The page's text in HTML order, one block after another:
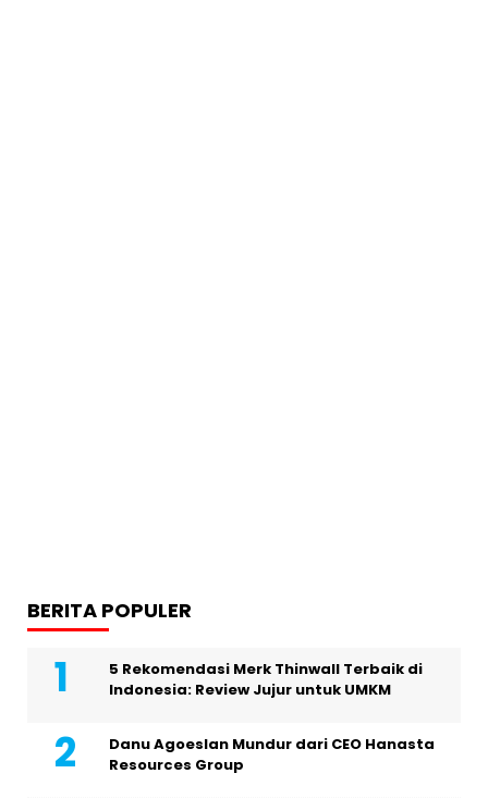
BERITA POPULER
5 Rekomendasi Merk Thinwall Terbaik di
Indonesia: Review Jujur untuk UMKM
Danu Agoeslan Mundur dari CEO Hanasta
Resources Group